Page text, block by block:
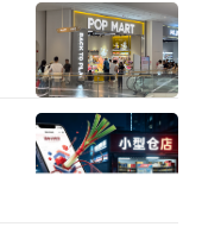
利润约4519万
入1.06亿元，
元，同比增长2
润约710.8万